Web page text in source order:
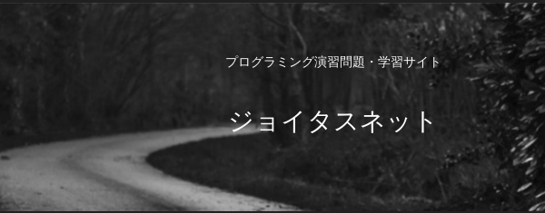
プログラミング演習問題・学習サイト
ジョイタスネット